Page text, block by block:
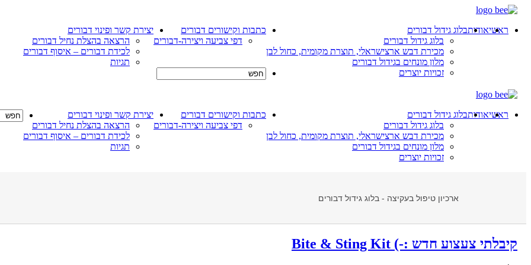
ראשיאודותבלוג גידול דבורים
בלוג גידול דבורים
מכירת דבש ארצישראלי, תוצרת מקומית, כחול לבן
מלון מונחים בגידול דבורים
זכויות יוצרים
כתבות וקישורים דבורים
דפי צביעה ויצירה-דבורים
יצירת קשר ופינוי דבורים
הרצאה בהצלת נחיל דבורים
לכידת דבורים – איסוף דבורים
תגיות
ראשיאודותבלוג גידול דבורים
בלוג גידול דבורים
מכירת דבש ארצישראלי, תוצרת מקומית, כחול לבן
מלון מונחים בגידול דבורים
זכויות יוצרים
כתבות וקישורים דבורים
דפי צביעה ויצירה-דבורים
יצירת קשר ופינוי דבורים
הרצאה בהצלת נחיל דבורים
לכידת דבורים – איסוף דבורים
תגיות
ארכיון טיפול בעקיצה - בלוג גידול דבורים
קיבלתי צעצוע חדש :-) Bite & Sting Kit